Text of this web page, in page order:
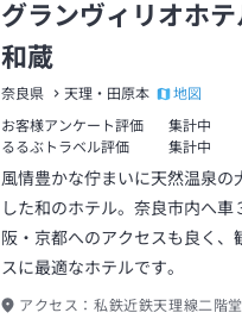
グランヴィリオホ
和蔵
奈良県 天理・田原本
地図
お客様アンケート評価
集計中
るるぶトラベル評価
集計中
風情豊かな佇まいに天然温泉の
した和のホテル。奈良市内へ車
阪・京都へのアクセスも良く、
スに最適なホテルです。
アクセス： 私鉄近鉄天理線二階